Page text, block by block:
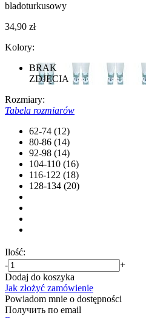
bladoturkusowy
34,90 zł
Kolory:
BRAK
ZDJĘCIA
Rozmiary:
Tabela rozmiarów
62-74 (12)
80-86 (14)
92-98 (14)
104-110 (16)
116-122 (18)
128-134 (20)
Ilość:
-
+
Dodaj do koszyka
Jak złożyć zamówienie
Powiadom mnie o dostępności
Получить по email